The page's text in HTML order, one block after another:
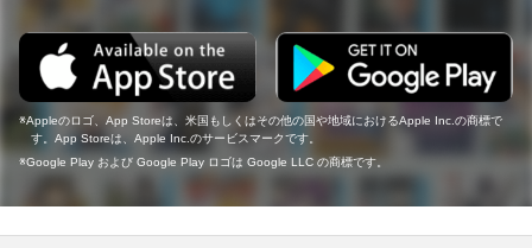
Appleのロゴ、App Storeは、米国もしくはその他の国や地域におけるApple Inc.の商標で
す。App Storeは、Apple Inc.のサービスマークです。
Google Play および Google Play ロゴは Google LLC の商標です。